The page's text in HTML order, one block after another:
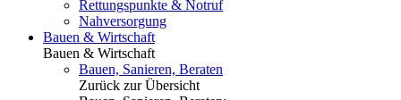
Rettungspunkte & Notruf
Nahversorgung
Bauen & Wirtschaft
Bauen & Wirtschaft
Bauen, Sanieren, Beraten
Zurück zur Übersicht